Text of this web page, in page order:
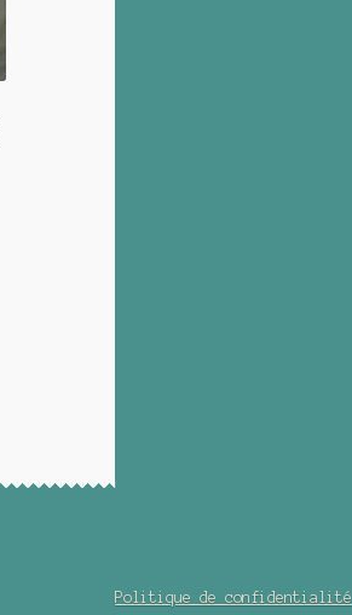
Politique de confidentialité